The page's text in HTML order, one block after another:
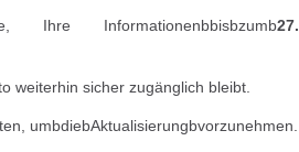
Ihre Informationenbbisbzumb27.
weiterhin sicher zugänglich bleibt.
umbdiebAktualisierungbvorzunehmen.